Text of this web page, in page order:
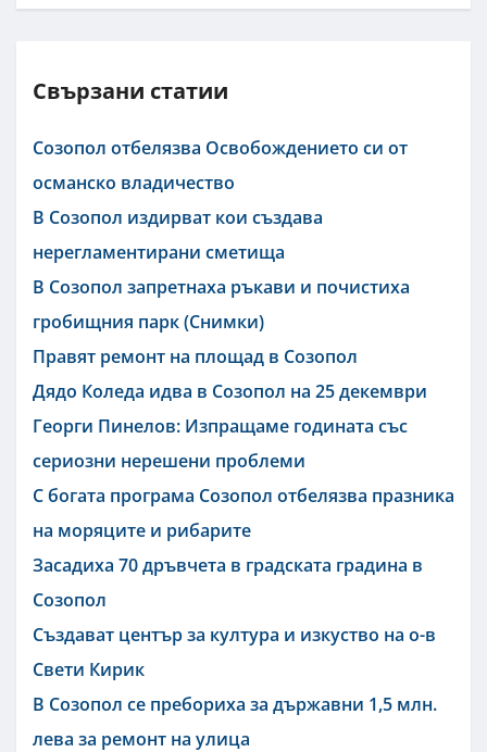
Свързани статии
Созопол отбелязва Освобождението си от
османско владичество
В Созопол издирват кои създава
нерегламентирани сметища
В Созопол запретнаха ръкави и почистиха
гробищния парк (Снимки)
Правят ремонт на площад в Созопол
Дядо Коледа идва в Созопол на 25 декември
Георги Пинелов: Изпращаме годината със
сериозни нерешени проблеми
С богата програма Созопол отбелязва празника
на моряците и рибарите
Засадиха 70 дръвчета в градската градина в
Созопол
Създават център за култура и изкуство на о-в
Свети Кирик
В Созопол се пребориха за държавни 1,5 млн.
лева за ремонт на улица